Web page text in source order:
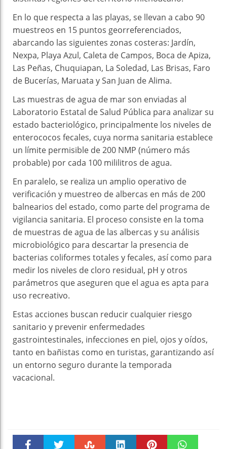
En lo que respecta a las playas, se llevan a cabo 90
muestreos en 15 puntos georreferenciados,
abarcando las siguientes zonas costeras: Jardín,
Nexpa, Playa Azul, Caleta de Campos, Boca de Apiza,
Las Peñas, Chuquiapan, La Soledad, Las Brisas, Faro
de Bucerías, Maruata y San Juan de Alima.
Las muestras de agua de mar son enviadas al
Laboratorio Estatal de Salud Pública para analizar su
estado bacteriológico, principalmente los niveles de
enterococos fecales, cuya norma sanitaria establece
un límite permisible de 200 NMP (número más
probable) por cada 100 mililitros de agua.
En paralelo, se realiza un amplio operativo de
verificación y muestreo de albercas en más de 200
balnearios del estado, como parte del programa de
vigilancia sanitaria. El proceso consiste en la toma
de muestras de agua de las albercas y su análisis
microbiológico para descartar la presencia de
bacterias coliformes totales y fecales, así como para
medir los niveles de cloro residual, pH y otros
parámetros que aseguren que el agua es apta para
uso recreativo.
Estas acciones buscan reducir cualquier riesgo
sanitario y prevenir enfermedades
gastrointestinales, infecciones en piel, ojos y oídos,
tanto en bañistas como en turistas, garantizando así
un entorno seguro durante la temporada
vacacional.